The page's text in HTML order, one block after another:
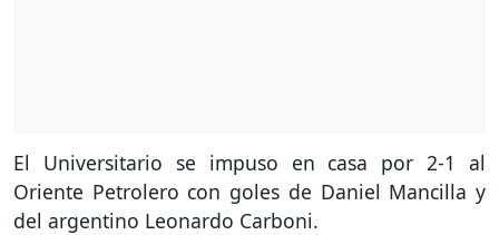
El Universitario se impuso en casa por 2-1 al
Oriente Petrolero con goles de Daniel Mancilla y
del argentino Leonardo Carboni.